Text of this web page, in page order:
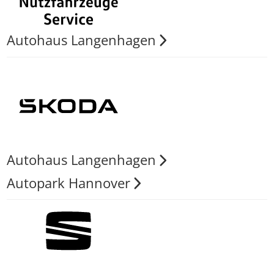
Autohaus Langenhagen
Autohaus Langenhagen
Autopark Hannover